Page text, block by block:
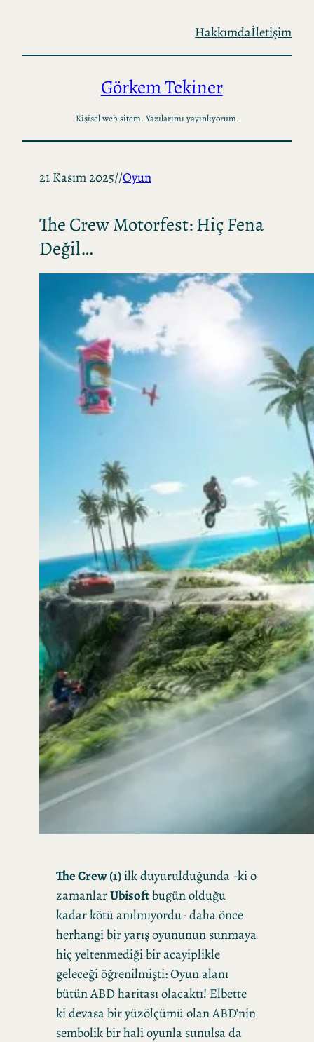
Hakkımdaİletişim
Görkem Tekiner
Kişisel web sitem. Yazılarımı yayınlıyorum.
21 Kasım 2025//Oyun
The Crew Motorfest: Hiç Fena
Değil…
The Crew (1)ilk duyurulduğunda -ki o
zamanlarUbisoftbugün olduğu
kadar kötü anılmıyordu- daha önce
herhangi bir yarış oyununun sunmaya
hiç yeltenmediği bir acayiplikle
geleceği öğrenilmişti: Oyun alanı
bütün ABD haritası olacaktı! Elbette
ki devasa bir yüzölçümü olan ABD’nin
sembolik bir hali oyunla sunulsa da